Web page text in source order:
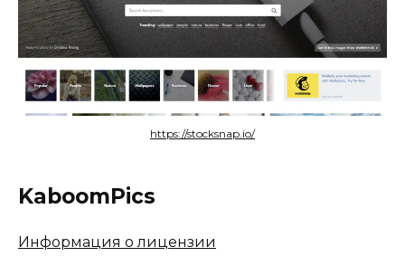
https://stocksnap.io/
KaboomPics
Информация о лицензии